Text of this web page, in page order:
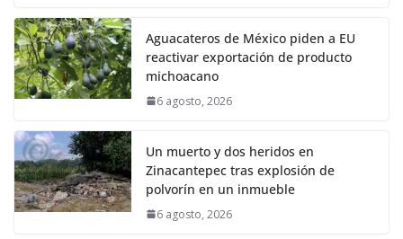
Aguacateros de México piden a EU
reactivar exportación de producto
michoacano
6 agosto, 2026
Un muerto y dos heridos en
Zinacantepec tras explosión de
polvorín en un inmueble
6 agosto, 2026